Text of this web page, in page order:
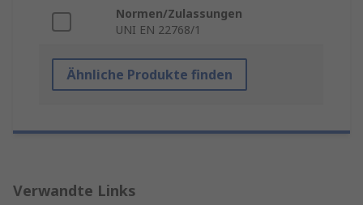
Normen/Zulassungen
UNI EN 22768/1
Ähnliche Produkte finden
Verwandte Links